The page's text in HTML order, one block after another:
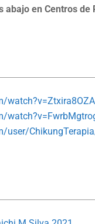
abajo en Centros de
user/